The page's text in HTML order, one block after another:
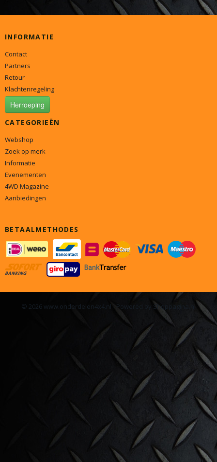
INFORMATIE
Contact
Partners
Retour
Klachtenregeling
Herroeping
CATEGORIEËN
Webshop
Zoek op merk
Informatie
Evenementen
4WD Magazine
Aanbiedingen
BETAALMETHODES
© 2026 www.onderdelen4x4.nl - Powered by Shoppagina.nl